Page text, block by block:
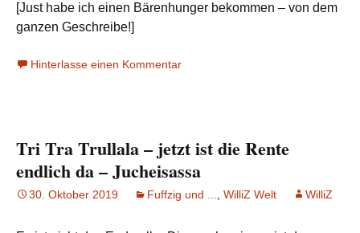
[Just habe ich einen Bärenhunger bekommen – von dem
ganzen Geschreibe!]
Hinterlasse einen Kommentar
Tri Tra Trullala – jetzt ist die Rente
endlich da – Jucheisassa
30. Oktober 2019 Fuffzig und ... WilliZ Welt WilliZ